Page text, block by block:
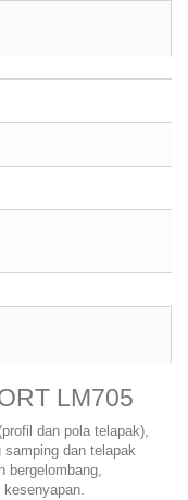
LM705
dan pola telapak),
dan telapak
bergelombang,